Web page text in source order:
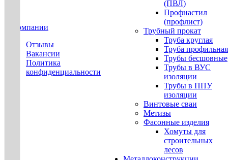
О компании
Отзывы
Вакансии
Политика
конфиденциальности
(ПВЛ)
Профнастил
(профлист)
Трубный прокат
Труба круглая
Труба профильная
Трубы бесшовные
Трубы в ВУС
изоляции
Трубы в ППУ
изоляции
Винтовые сваи
Метизы
Фасонные изделия
Хомуты для
строительных
лесов